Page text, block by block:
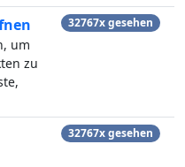
um
zu
32767x gesehen
32767x gesehen